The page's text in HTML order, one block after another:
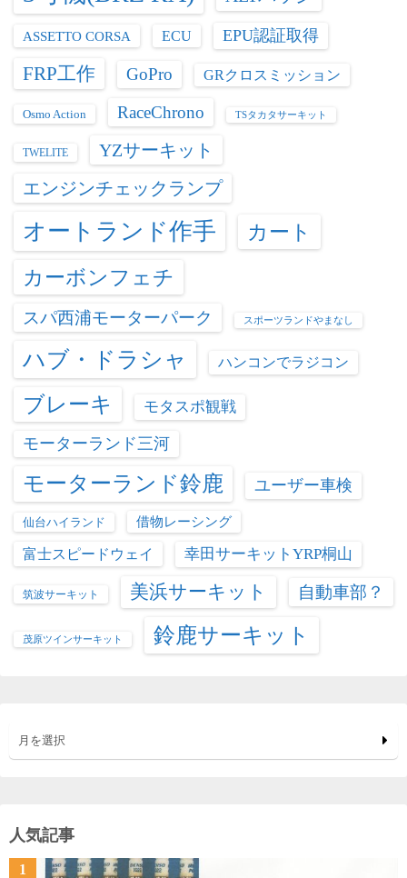
ASSETTO CORSA ECU EPU認証取得
FRP工作 GoPro GRクロスミッション
Osmo Action RaceChrono TSタカタサーキット
TWELITE
YZサーキット
エンジンチェックランプ
オートランド作手
カート
カーボンフェチ
スパ西浦モーターパーク スポーツランドやまなし
ハブ・ドラシャ ハンコンでラジコン
ブレーキ モタスポ観戦
モーターランド三河
モーターランド鈴鹿 ユーザー車検
仙台ハイランド 借物レーシング
富士スピードウェイ 幸田サーキットYRP桐山
筑波サーキット 美浜サーキット 自動車部？
茂原ツインサーキット 鈴鹿サーキット
月を選択
人気記事
1